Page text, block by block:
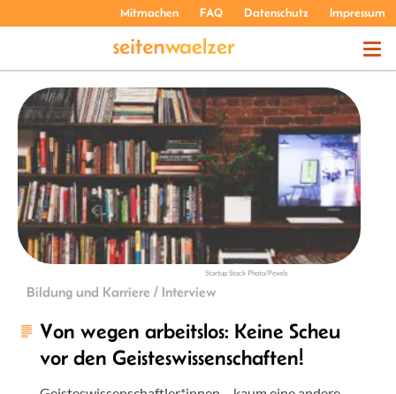
Mitmachen FAQ Datenschutz Impressum
THEMEN
PODCASTS
ÜBER UNS
Startup Stock Photo/Pexels
Bildung und Karriere / Interview
Von wegen arbeitslos: Keine Scheu
vor den Geisteswissenschaften!